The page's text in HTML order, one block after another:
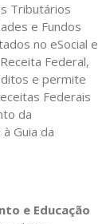
Tributários
e Fundos
no eSocial e
Federal,
e permite
Federais
da
Guia da
e Educação